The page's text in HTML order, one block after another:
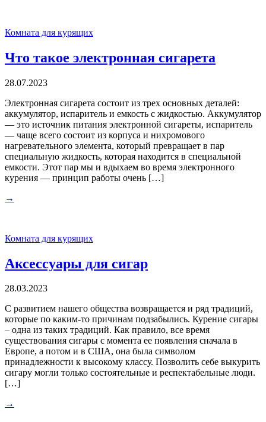
Комната для курящих
Что такое электронная сигарета
28.07.2023
Электронная сигарета состоит из трех основных деталей:
аккумулятор, испаритель и емкость с жидкостью. Аккумулятор
— это источник питания электронной сигареты, испаритель
— чаще всего состоит из корпуса и нихромового
нагревательного элемента, который превращает в пар
специальную жидкость, которая находится в специальной
емкости. Этот пар мы и вдыхаем во время электронного
курения — принцип работы очень […]
→
Комната для курящих
Аксессуары для сигар
28.03.2023
С развитием нашего общества возвращается и ряд традиций,
которые по каким-то причинам подзабылись. Курение сигары
– одна из таких традиций. Как правило, все время
существования сигары с момента ее появления сначала в
Европе, а потом и в США, она была символом
принадлежности к высокому классу. Позволить себе выкурить
сигару могли только состоятельные и респектабельные люди.
[…]
→